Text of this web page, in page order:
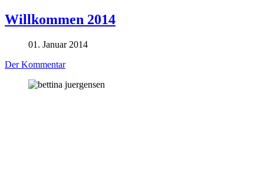
Willkommen 2014
01. Januar 2014
Der Kommentar